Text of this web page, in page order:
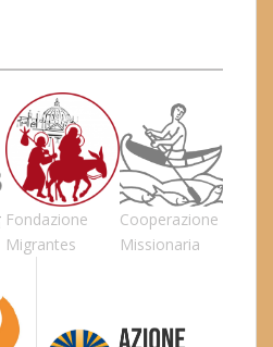
Fondazione
Migrantes
Cooperazione
Missionaria